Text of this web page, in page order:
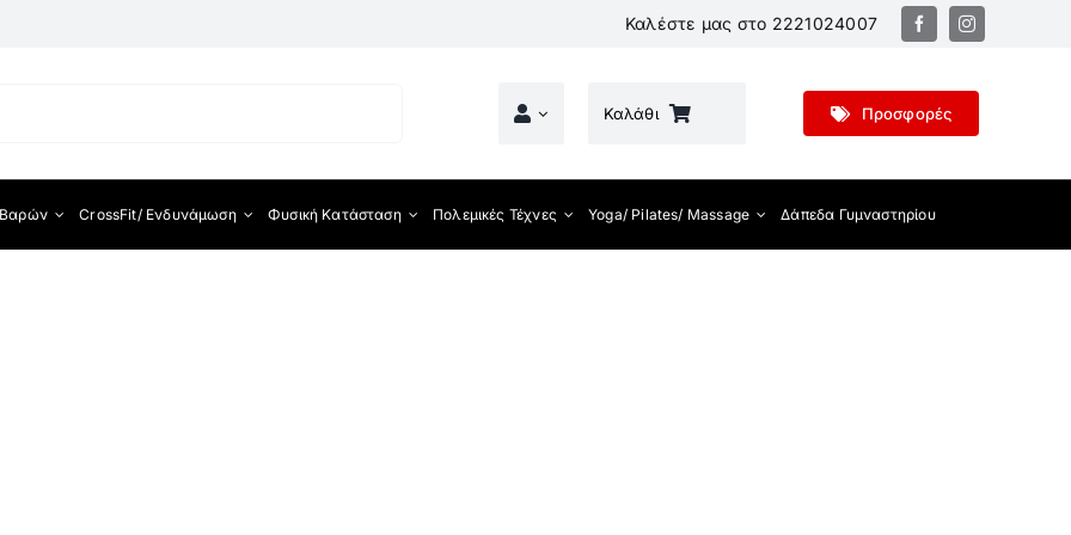
Καλέστε μας στο 2221024007
Καλάθι Προσφορές
CrossFit/ Ενδυνάμωση Φυσική Κατάσταση Πολεμικές Τέχνες Yoga/ Pilates/ Massage Δάπεδα Γυμναστηρίου